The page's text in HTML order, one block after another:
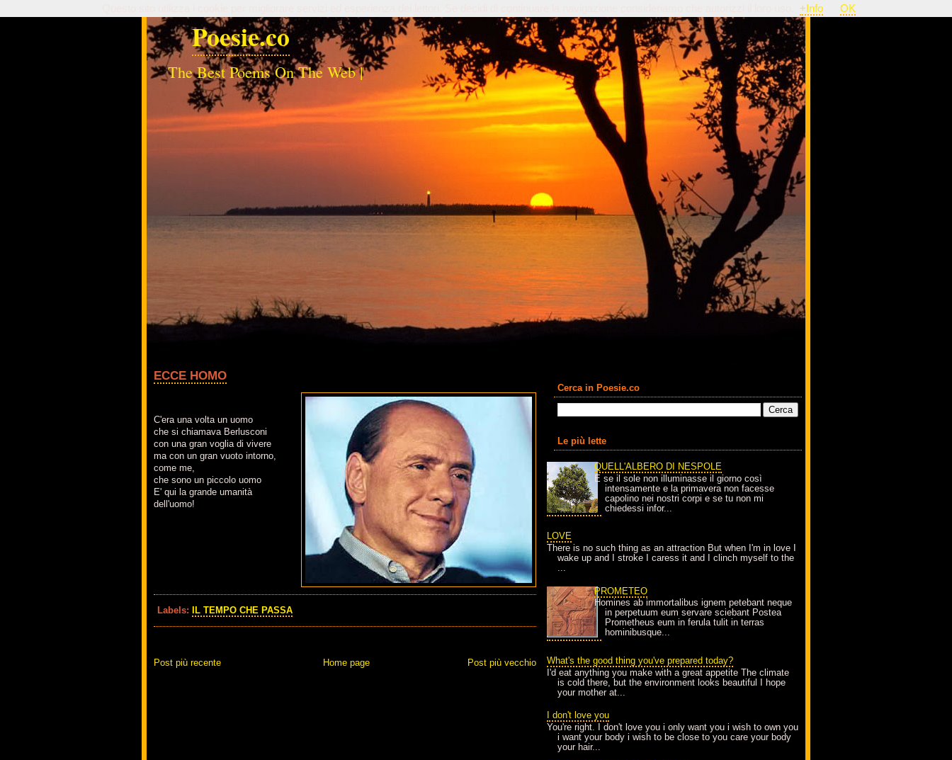
Poesie.co
The Best Poems On The Web |
ECCE HOMO
C'era una volta un uomo
che si chiamava Berlusconi
con una gran voglia di vivere
ma con un gran vuoto intorno,
come me,
che sono un piccolo uomo
E' qui la grande umanità
dell'uomo!
Labels: IL TEMPO CHE PASSA
Post più recente Post più vecchio
Home page
Cerca in Poesie.co
Le più lette
QUELL'ALBERO DI NESPOLE
E se il sole non illuminasse il giorno così
intensamente e la primavera non facesse
capolino nei nostri corpi e se tu non mi
chiedessi infor...
LOVE
There is no such thing as an attraction But when I'm in love I
wake up and I stroke I caress it and I clinch myself to the
...
PROMETEO
Homines ab immortalibus ignem petebant neque
in perpetuum eum servare sciebant Postea
Prometheus eum in ferula tulit in terras
hominibusque...
What's the good thing you've prepared today?
I'd eat anything you make with a great appetite The climate
is cold there, but the environment looks beautiful I hope
your mother at...
I don't love you
You're right. I don't love you i only want you i wish to own you
i want your body i wish to be close to you care your body
your hair...
+Info OK